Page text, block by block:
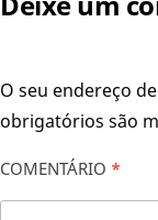
O seu endereço
obrigatórios são
COMENTÁRIO *